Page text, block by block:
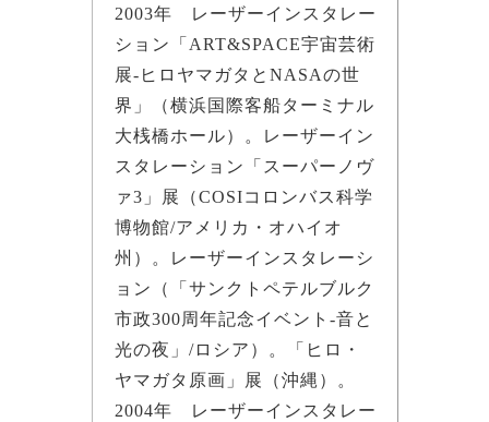
2003年 レーザーインスタレー
ション「ART&SPACE宇宙芸術
展-ヒロヤマガタとNASAの世
界」（横浜国際客船ターミナル
大桟橋ホール）。レーザーイン
スタレーション「スーパーノヴ
ァ3」展（COSIコロンバス科学
博物館/アメリカ・オハイオ
州）。レーザーインスタレーシ
ョン（「サンクトペテルブルク
市政300周年記念イベント-音と
光の夜」/ロシア）。「ヒロ・
ヤマガタ原画」展（沖縄）。
2004年 レーザーインスタレー